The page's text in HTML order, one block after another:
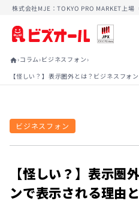
株式会社MJE：TOKYO PRO MARKET上場
home›コラム›ビジネスフォン›
【怪しい？】表示圏外とは？ビジネスフォ
ビジネスフォン
【怪しい？】表示圏
ンで表示される理由